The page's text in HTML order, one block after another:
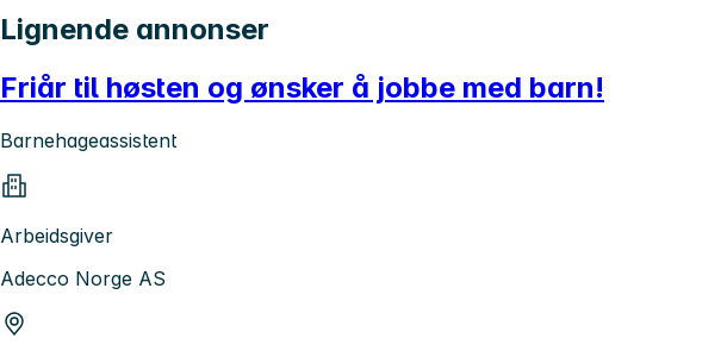
Lignende annonser
Friår til høsten og ønsker å jobbe med barn!
Barnehageassistent
Arbeidsgiver
Adecco Norge AS